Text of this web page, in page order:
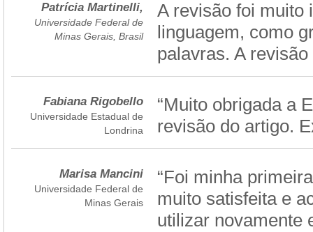
Patrícia Martinelli,
Universidade Federal de
Minas Gerais, Brasil
A revisão foi muito
linguagem, como
palavras. A
Fabiana Rigobello
Universidade Estadual de
Londrina
“Muito obrigada a
revisão do artigo.
Marisa Mancini
Universidade Federal de
Minas Gerais
“Foi minha
muito satisfeita e
utilizar novamente